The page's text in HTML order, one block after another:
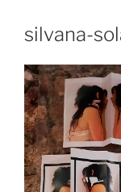
silvana-